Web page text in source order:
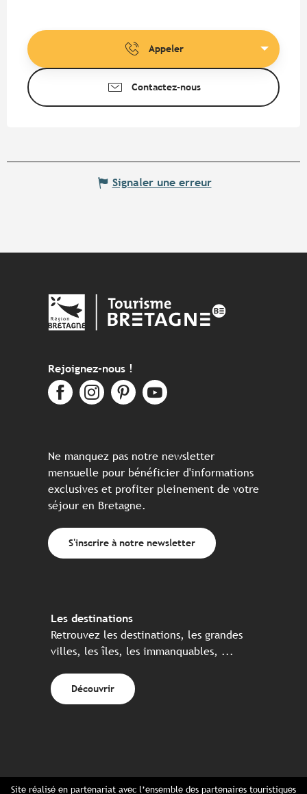
Appeler
Contactez-nous
Signaler une erreur
Rejoignez-nous !
Ne manquez pas notre newsletter
mensuelle pour bénéficier d'informations
exclusives et profiter pleinement de votre
séjour en Bretagne.
S'inscrire à notre newsletter
Les destinations
Retrouvez les destinations, les grandes
villes, les îles, les immanquables, ...
Découvrir
Site réalisé en partenariat avec l’ensemble des partenaires touristiques